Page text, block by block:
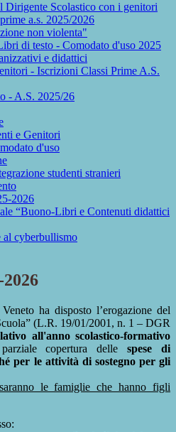
Dirigente Scolastico con i genitori
a.s. 2025/2026
non violenta"
di testo - Comodato d'uso 2025
e didattici
- Iscrizioni Classi Prime A.S.
- A.S. 2025/26
e Genitori
d'uso
studenti stranieri
2026
“Buono-Libri e Contenuti didattici
al cyberbullismo
ha disposto l’erogazione del
(L.R. 19/01/2001, n. 1 – DGR
all'anno scolastico-formativo
copertura dellespese di
per le attività di sostegno per gli
le famiglie che hanno figli